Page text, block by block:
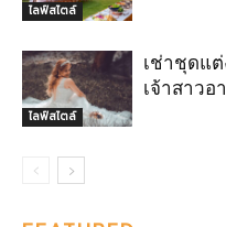
ไลฟ์สไตล์
ไลฟ์สไตล์
เช่าชุดแ
เจ้าสาวอ